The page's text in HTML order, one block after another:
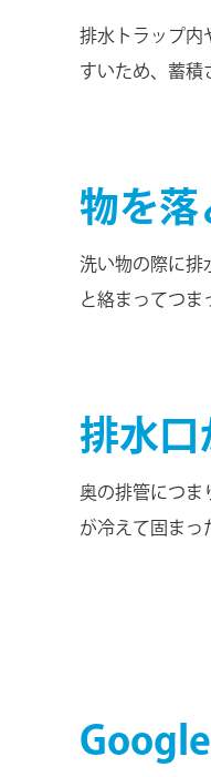
排水トラップ内
すいため、蓄積
物を落
洗い物の際に排
と絡まってつま
排水口
奥の排管につま
が冷えて固まっ